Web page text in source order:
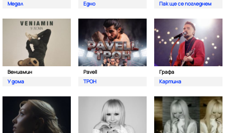
Медал
Едно
Пак ще се погледнем
Вениамин
У дома
Pavell
ТРОН
Графа
Картина